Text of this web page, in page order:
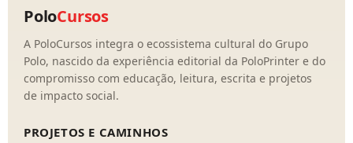
PoloCursos
A PoloCursos integra o ecossistema cultural do Grupo
Polo, nascido da experiência editorial da PoloPrinter e do
compromisso com educação, leitura, escrita e projetos
de impacto social.
PROJETOS E CAMINHOS